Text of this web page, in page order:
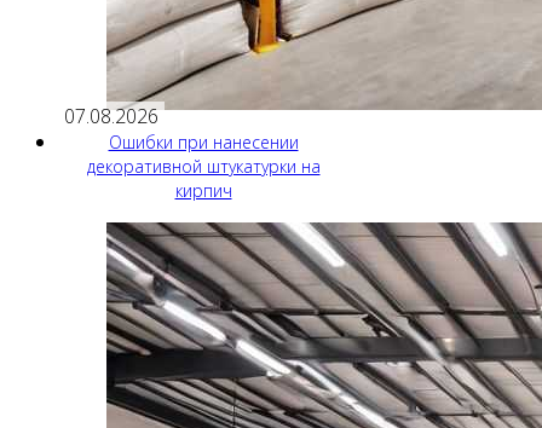
07.08.2026
Ошибки при нанесении
декоративной штукатурки на
кирпич